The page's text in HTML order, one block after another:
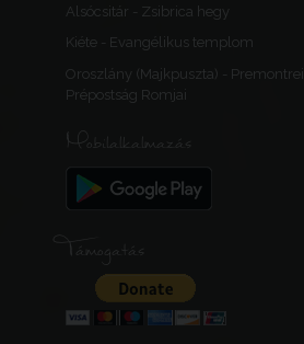
Alsócsitár - Zsibrica hegy
Kiéte - Evangélikus templom
Oroszlány (Majkpuszta) - Premontrei
Prépostság Romjai
Mobilalkalmazás
Támogatás